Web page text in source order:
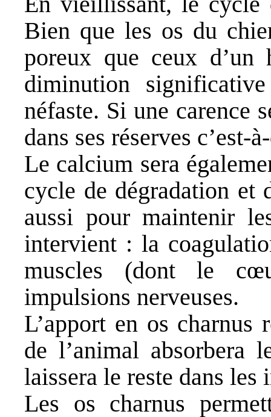
Bien que les os du
poreux que ceux d’un
diminution
néfaste. Si une carence
dans ses réserves c’est-
Le calcium sera
cycle de dégradation et
aussi pour maintenir
intervient : la
muscles (dont le
impulsions nerveuses.
L’apport en os charnus
de l’animal
laissera le reste dans les
Les os charnus